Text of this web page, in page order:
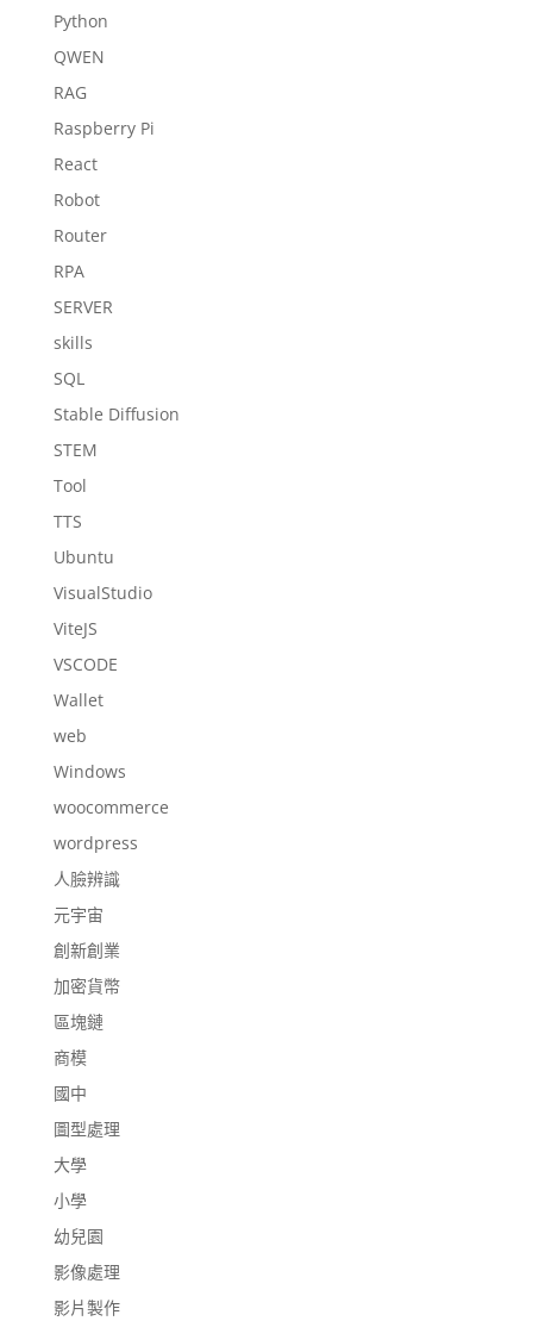
Python
QWEN
RAG
Raspberry Pi
React
Robot
Router
RPA
SERVER
skills
SQL
Stable Diffusion
STEM
Tool
TTS
Ubuntu
VisualStudio
ViteJS
VSCODE
Wallet
web
Windows
woocommerce
wordpress
人臉辨識
元宇宙
創新創業
加密貨幣
區塊鏈
商模
國中
圖型處理
大學
小學
幼兒園
影像處理
影片製作